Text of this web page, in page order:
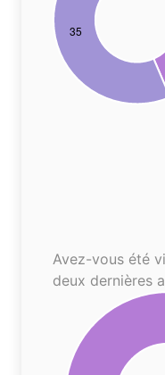
Avez-vous été
deux dernières